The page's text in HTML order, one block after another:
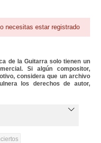
necesitas estar registrado
de la Guitarra solo tienen un
Si algún compositor,
considera que un archivo
los derechos de autor,